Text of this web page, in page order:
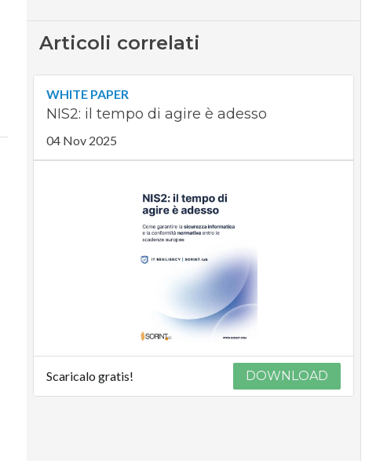
Articoli correlati
WHITE PAPER
NIS2: il tempo di agire è adesso
04 Nov 2025
Scaricalo gratis! DOWNLOAD